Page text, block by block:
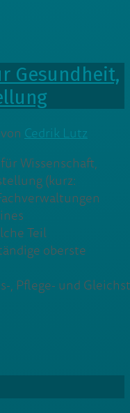
Gesundheit,
von Cedrik Lutz
Wissenschaft,
(kurz:
Teil
oberste
, Pflege- und